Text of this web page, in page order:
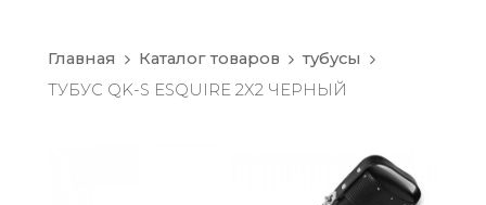
Главная Каталог товаров
тубусы
ТУБУС QK-S ESQUIRE 2X2 ЧЕРНЫЙ